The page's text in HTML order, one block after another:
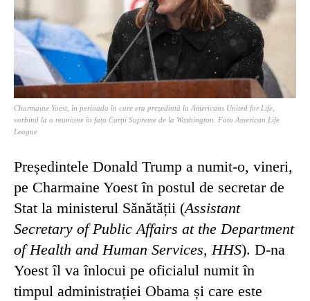
Charmaine Yoest, în perioada în care era președintă la Americans United for Life,
vorbind la o reuniune în fața Curții Supreme de la Washington. Foto American Life
League
Președintele Donald Trump a numit-o, vineri,
pe Charmaine Yoest în postul de secretar de
Stat la ministerul Sănătății (Assistant
Secretary of Public Affairs at the Department
of Health and Human Services, HHS). D-na
Yoest îl va înlocui pe oficialul numit în
timpul administrației Obama și care este